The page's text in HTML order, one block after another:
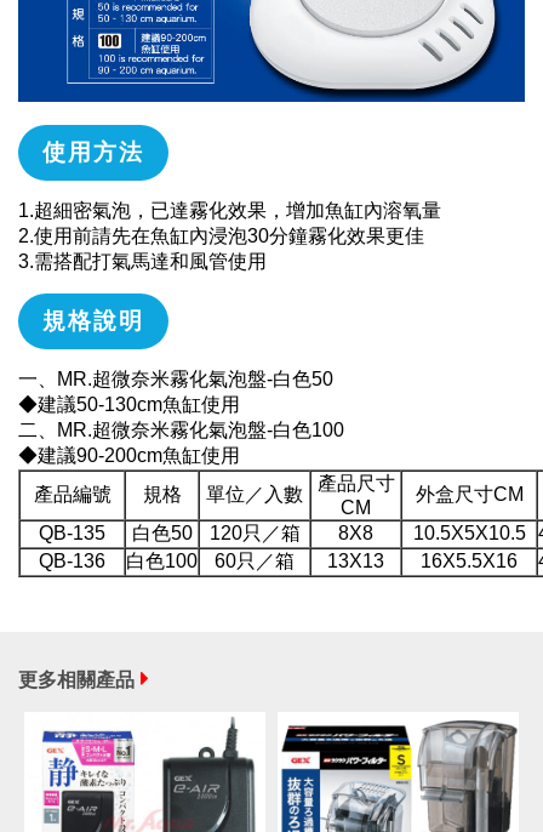
使用方法
1.超細密氣泡，已達霧化效果，增加魚缸內溶氧量
2.使用前請先在魚缸內浸泡30分鐘霧化效果更佳
3.需搭配打氣馬達和風管使用
規格說明
一、MR.超微奈米霧化氣泡盤-白色50
◆建議50-130cm魚缸使用
二、MR.超微奈米霧化氣泡盤-白色100
◆建議90-200cm魚缸使用
產品編號
規格 單位／入數
產品尺寸
CM
外盒尺寸CM
QB-135
白色50 120只／箱 8X8 10.5X5X10.5
QB-136
白色100 60只／箱 13X13 16X5.5X16
更多相關產品